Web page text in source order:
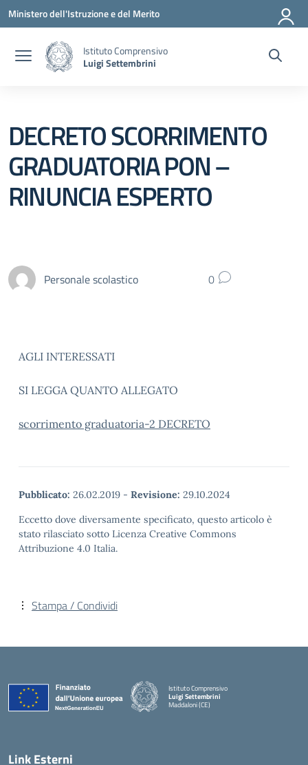
Vai ai contenuti
Vai al menu di navigazione
Vai al footer
Ministero dell'Istruzione e del Merito
Istituto Comprensivo
Luigi Settembrini
DECRETO SCORRIMENTO
GRADUATORIA PON –
RINUNCIA ESPERTO
Personale scolastico 0
AGLI INTERESSATI
SI LEGGA QUANTO ALLEGATO
scorrimento graduatoria-2 DECRETO
Pubblicato: 26.02.2019 - Revisione: 29.10.2024
Eccetto dove diversamente specificato, questo articolo è
stato rilasciato sotto Licenza Creative Commons
Attribuzione 4.0 Italia.
Stampa / Condividi
Istituto Comprensivo
Luigi Settembrini
Maddaloni (CE)
Link Esterni